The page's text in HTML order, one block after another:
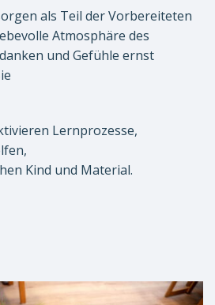
als Teil der Vorbereiteten
Atmosphäre des
und Gefühle ernst
Lernprozesse,
Kind und Material.